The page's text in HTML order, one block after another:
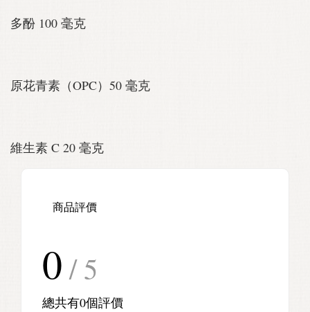
多酚 100 毫克
原花青素（OPC）50 毫克
維生素 C 20 毫克
商品評價
0 / 5
總共有0個評價